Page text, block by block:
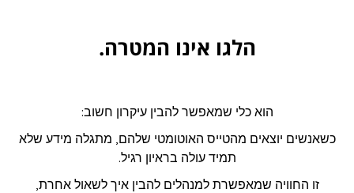
הלגו אינו המטרה.
הוא כלי שמאפשר להבין עיקרון חשוב:
כשאנשים יוצאים מהטייס האוטומטי שלהם, מתגלה מידע שלא
תמיד עולה בראיון רגיל.
זו החוויה שמאפשרת למנהלים להבין איך לשאול אחרת,